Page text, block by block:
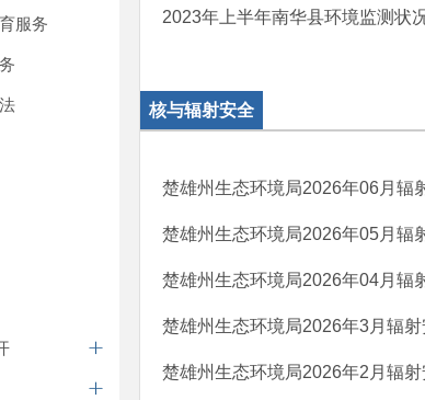
服务 2023年上半年南华县环境监测状
核与辐射安全
楚雄州生态环境局2026年06月辐
楚雄州生态环境局2026年05月辐
楚雄州生态环境局2026年04月辐
楚雄州生态环境局2026年3月辐
楚雄州生态环境局2026年2月辐